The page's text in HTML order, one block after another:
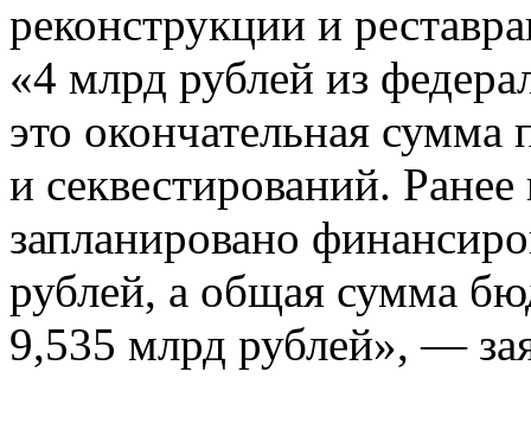
реконструкции и
«4 млрд рублей из
это окончательная сумма
и секвестирований.
запланировано
рублей, а общая сумма
9,535 млрд рублей», —